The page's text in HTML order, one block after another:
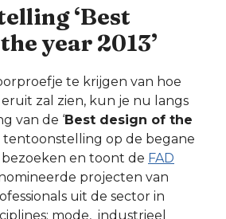
‘Best
year 2013’
te krijgen van hoe
zal zien, kun je nu langs
van de ‘Best design of the
tentoonstelling op de begane
en toont de FAD
projecten van
uit de sector in
mode, industrieel